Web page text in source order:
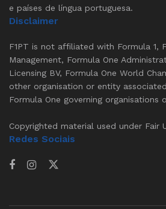
e países de língua portuguesa.
Disclaimer
F1PT is not affiliated with Formula 1,
Management, Formula One
Licensing BV, Formula One World
other organisation or entity
Formula One governing organisations
Copyrighted material used under Fair
Redes Sociais